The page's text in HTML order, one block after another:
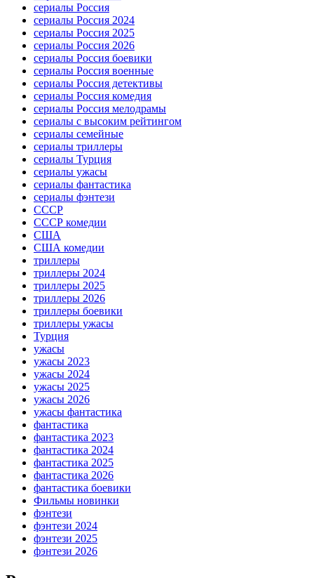
сериалы Россия
сериалы Россия 2024
сериалы Россия 2025
сериалы Россия 2026
сериалы Россия боевики
сериалы Россия военные
сериалы Россия детективы
сериалы Россия комедия
сериалы Россия мелодрамы
сериалы с высоким рейтингом
сериалы семейные
сериалы триллеры
сериалы Турция
сериалы ужасы
сериалы фантастика
сериалы фэнтези
СССР
СССР комедии
США
США комедии
триллеры
триллеры 2024
триллеры 2025
триллеры 2026
триллеры боевики
триллеры ужасы
Турция
ужасы
ужасы 2023
ужасы 2024
ужасы 2025
ужасы 2026
ужасы фантастика
фантастика
фантастика 2023
фантастика 2024
фантастика 2025
фантастика 2026
фантастика боевики
Фильмы новинки
фэнтези
фэнтези 2024
фэнтези 2025
фэнтези 2026